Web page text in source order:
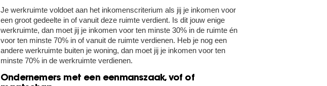
Je werkruimte voldoet aan het inkomenscriterium als jij je inkomen voor
een groot gedeelte in of vanuit deze ruimte verdient. Is dit jouw enige
werkruimte, dan moet jij je inkomen voor ten minste 30% in de ruimte én
voor ten minste 70% in of vanuit de ruimte verdienen. Heb je nog een
andere werkruimte buiten je woning, dan moet jij je inkomen voor ten
minste 70% in de werkruimte verdienen.
Ondernemers met een eenmanszaak, vof of